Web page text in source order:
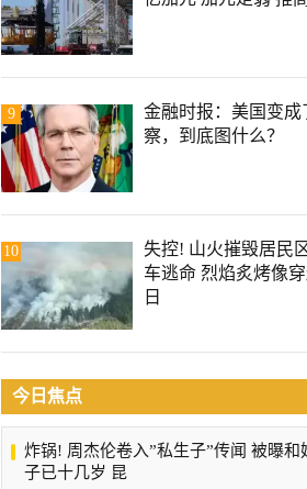
9
金融时报：美国变成
察，到底图什么？
10
失控! 山火摧毁居民
车逃命 烈焰炙烤像
日
今日焦点
炸锅! 周杰伦卷入”私生子”传闻 被曝和
子已十几岁 昆